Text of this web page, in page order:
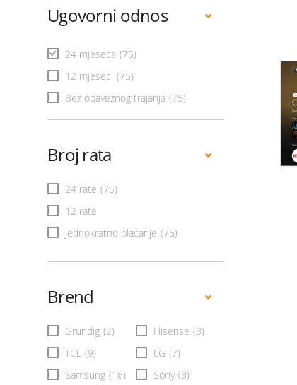
Ugovorni odnos
24 mjeseca (75)
12 mjeseci (75)
Bez obaveznog trajanja (75)
Broj rata
24 rate (75)
12 rata
Jednokratno plaćanje (75)
Brend
Grundig (2) Hisense (8)
TCL (9) LG (7)
Samsung (16) Sony (8)